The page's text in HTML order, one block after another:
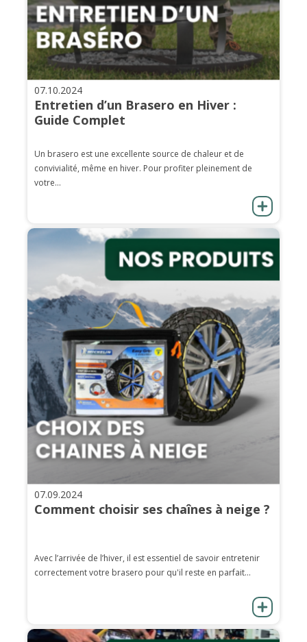
07.10.2024
Entretien d’un Brasero en Hiver :
Guide Complet
Un brasero est une excellente source de chaleur et de
convivialité, même en hiver. Pour profiter pleinement de
votre...
07.09.2024
Comment choisir ses chaînes à neige ?
Avec l’arrivée de l’hiver, il est essentiel de savoir entretenir
correctement votre brasero pour qu'il reste en parfait...